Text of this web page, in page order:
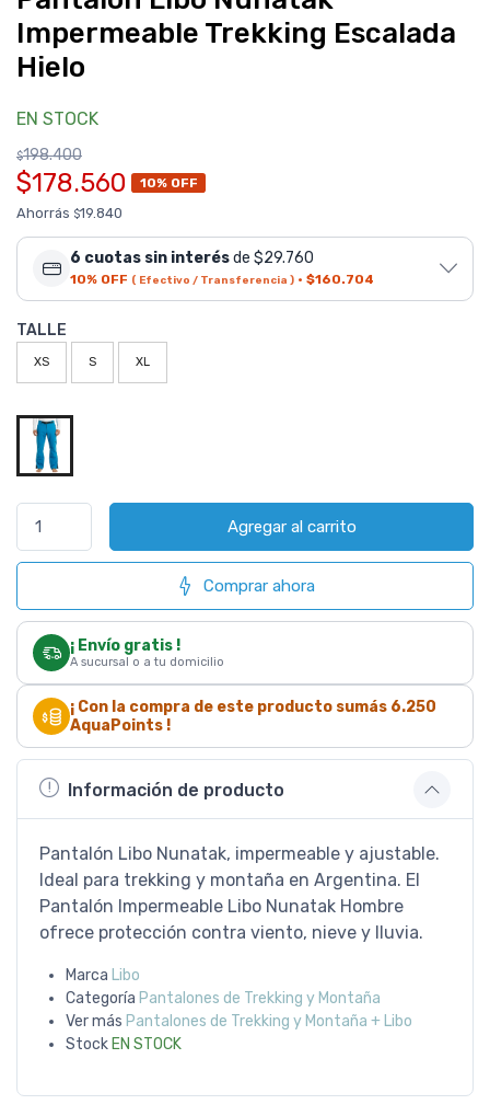
Impermeable Trekking Escalada
Hielo
EN STOCK
$198.400
$178.560 10% OFF
Ahorrás $19.840
6 cuotas sin interésde $29.760
10% OFF ( Efectivo / Transferencia ) · $160.704
TALLE
XS S XL
Agregar al carrito
Comprar ahora
¡ Envío gratis !
A sucursal o a tu domicilio
¡ Con la compra de este producto sumás 6.250
AquaPoints !
Información de producto
Pantalón Libo Nunatak, impermeable y ajustable.
Ideal para trekking y montaña en Argentina. El
Pantalón Impermeable Libo Nunatak Hombre
ofrece protección contra viento, nieve y lluvia.
Marca Libo
Categoría Pantalones de Trekking y Montaña
Ver más Pantalones de Trekking y Montaña + Libo
StockEN STOCK